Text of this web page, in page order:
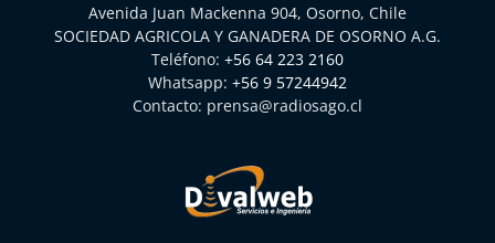
Avenida Juan Mackenna 904, Osorno, Chile
SOCIEDAD AGRICOLA Y GANADERA DE OSORNO A.G.
Teléfono: +56 64 223 2160
Whatsapp: +56 9 57244942
Contacto: prensa@radiosago.cl